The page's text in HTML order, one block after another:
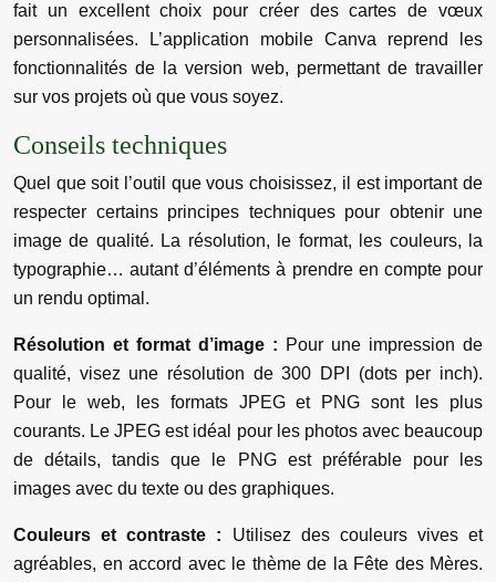
fait un excellent choix pour créer des cartes de vœux
personnalisées. L’application mobile Canva reprend les
fonctionnalités de la version web, permettant de travailler
sur vos projets où que vous soyez.
Conseils techniques
Quel que soit l’outil que vous choisissez, il est important de
respecter certains principes techniques pour obtenir une
image de qualité. La résolution, le format, les couleurs, la
typographie… autant d’éléments à prendre en compte pour
un rendu optimal.
Résolution et format d’image : Pour une impression de
qualité, visez une résolution de 300 DPI (dots per inch).
Pour le web, les formats JPEG et PNG sont les plus
courants. Le JPEG est idéal pour les photos avec beaucoup
de détails, tandis que le PNG est préférable pour les
images avec du texte ou des graphiques.
Couleurs et contraste : Utilisez des couleurs vives et
agréables, en accord avec le thème de la Fête des Mères.